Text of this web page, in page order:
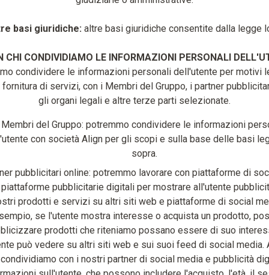
basi giuridiche: altre basi giuridiche consentite dalla legge
CHI CONDIVIDIAMO LE INFORMAZIONI PERSONALI
condividere le informazioni personali dell'utente per motivi
di servizi, con i Membri del Gruppo, i partner
gli organi legali e altre terze parti selezionate.
Membri del Gruppo: potremmo condividere le informazioni
con società Align per gli scopi e sulla base delle basi
sopra.
pubblicitari online: potremmo lavorare con piattaforme di
pubblicitarie digitali per mostrare all'utente
prodotti e servizi su altri siti web e piattaforme di social
se l'utente mostra interesse o acquista un prodotto,
prodotti che riteniamo possano essere di suo
può vedere su altri siti web e sui suoi feed di social media.
condividiamo con i nostri partner di social media e pubblicità